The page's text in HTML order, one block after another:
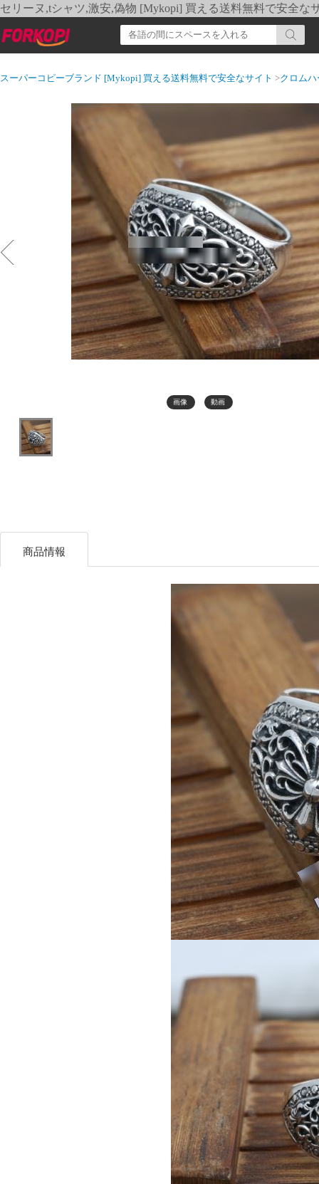
セリーヌ,tシャツ,激安,偽物 [Mykopi] 買える送料無料で安全な
スーパーコピーブランド [Mykopi] 買える送料無料で安全なサイト >クロム
画像 動画
商品情報